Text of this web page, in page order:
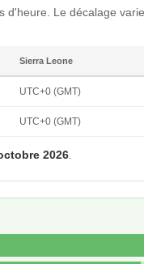
Le décalage
Sierra Leone
UTC+0 (GMT)
UTC+0 (GMT)
2026